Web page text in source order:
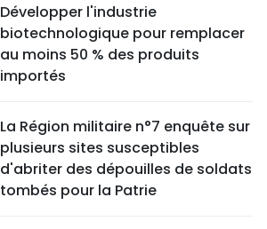
Développer l'industrie
biotechnologique pour remplacer
au moins 50 % des produits
importés
La Région militaire n°7 enquête sur
plusieurs sites susceptibles
d'abriter des dépouilles de soldats
tombés pour la Patrie